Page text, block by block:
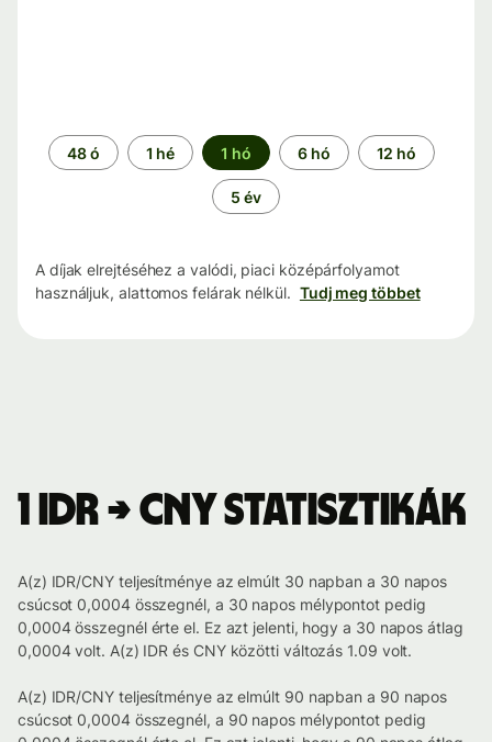
Időszak
48 ó 1 hé 1 hó 6 hó 12 hó
5 év
A díjak elrejtéséhez a valódi, piaci középárfolyamot
használjuk, alattomos felárak nélkül. Tudj meg többet
1 IDR → CNY statisztikák
A(z) IDR/CNY teljesítménye az elmúlt 30 napban a 30 napos
csúcsot 0,0004 összegnél, a 30 napos mélypontot pedig
0,0004 összegnél érte el. Ez azt jelenti, hogy a 30 napos átlag
0,0004 volt. A(z) IDR és CNY közötti változás 1.09 volt.
A(z) IDR/CNY teljesítménye az elmúlt 90 napban a 90 napos
csúcsot 0,0004 összegnél, a 90 napos mélypontot pedig